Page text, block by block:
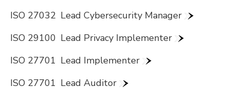
ISO 27032 Lead Cybersecurity Manager
ISO 29100 Lead Privacy Implementer
ISO 27701 Lead Implementer
ISO 27701 Lead Auditor